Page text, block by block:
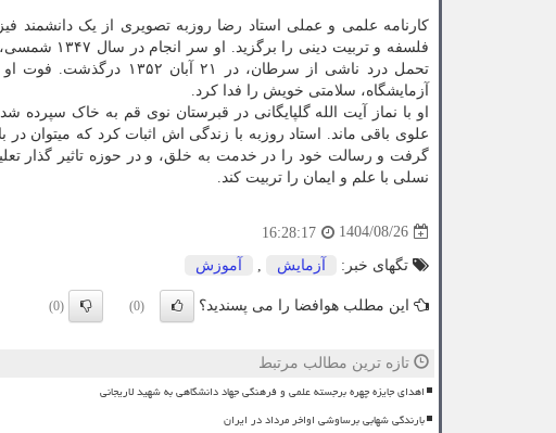
کارنامه علمی و عملی استاد رضا روزبه تصویری از یک دانشمند
فلسفه و
تحمل درد ناشی از
آزمایشگاه، سلامتی خویش را فدا کرد.
او با نماز آیت الله گلپایگانی در قبرستان نوی قم به خاک
علوی باقی ماند. استاد روزبه با زندگی اش اثبات کرد که میتوان
گرفت و رسالت خود را در خدمت به خلق، و در حوزه تاثیر گذار
نسلی با علم و ایمان را تربیت کند.
1404/08/26
16:28:17
تگهای خبر: آزمایش آموزش
این مطلب هوافضا را می پسندید؟ (0)
(0)
تازه ترین مطالب مرتبط
اهدای جایزه چهره برجسته علمی و فرهنگی جهاد دانشگاهی به شهید لاریجانی
بارندگی شهابی برساوشی اواخر مرداد در ایران